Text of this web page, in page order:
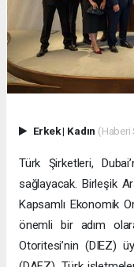
Erkek| Kadın (Haberi
Türk Şirketleri,
sağlayacak. Birleşik
Kapsamlı Ekonomik
önemli bir adım
Otoritesi’nin (DIEZ)